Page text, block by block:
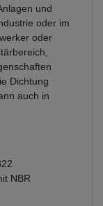
und
oder im
oder
Dichtung
auch in
NBR